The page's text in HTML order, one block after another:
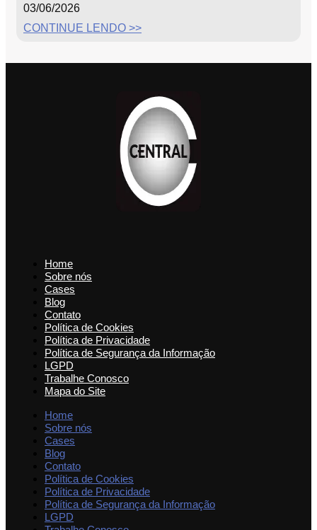
03/06/2026
CONTINUE LENDO >>
Home
Sobre nós
Cases
Blog
Contato
Política de Cookies
Política de Privacidade
Política de Segurança da Informação
LGPD
Trabalhe Conosco
Mapa do Site
Home
Sobre nós
Cases
Blog
Contato
Política de Cookies
Política de Privacidade
Política de Segurança da Informação
LGPD